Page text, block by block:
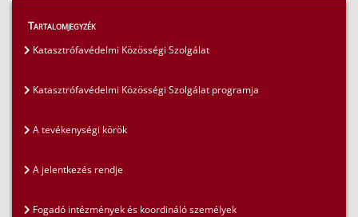
Lakosság >
Közösségi szolgálat a katasztrófavédelemnél
Tartalomjegyzék
Katasztrófavédelmi Közösségi Szolgálat
Katasztrófavédelmi Közösségi Szolgálat programja
A tevékenységi körök
A jelentkezés rendje
Fogadó intézmények és koordináló személyek